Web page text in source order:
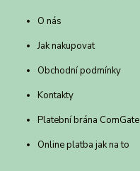
O nás
Jak nakupovat
Obchodní podmínky
Kontakty
Platební brána ComGate
Online platba jak na to